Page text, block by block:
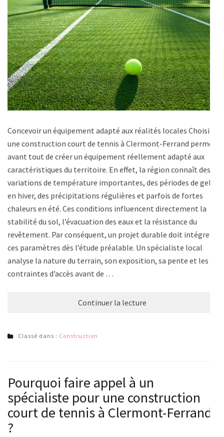
Concevoir un équipement adapté aux réalités locales Choisir
une construction court de tennis à Clermont-Ferrand permet
avant tout de créer un équipement réellement adapté aux
caractéristiques du territoire. En effet, la région connaît des
variations de température importantes, des périodes de gel
en hiver, des précipitations régulières et parfois de fortes
chaleurs en été. Ces conditions influencent directement la
stabilité du sol, l’évacuation des eaux et la résistance du
revêtement. Par conséquent, un projet durable doit intégrer
ces paramètres dès l’étude préalable. Un spécialiste local
analyse la nature du terrain, son exposition, sa pente et les
contraintes d’accès avant de …
Continuer la lecture
Classé dans : Construction
Pourquoi faire appel à un
spécialiste pour une construction
court de tennis à Clermont-Ferrand
?